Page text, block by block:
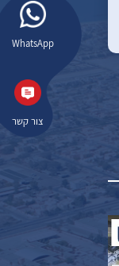
WhatsApp
צור קשר